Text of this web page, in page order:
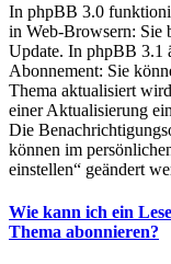
In phpBB 3.0
in Web-Browsern: Sie
Update. In phpBB 3.1
Abonnement: Sie
Thema aktualisiert
einer Aktualisierung
Die
können im
einstellen“ geändert
Wie kann ich ein
Thema abonnieren?